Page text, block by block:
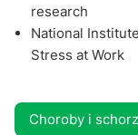
research
National
Stress at Work
Choroby i